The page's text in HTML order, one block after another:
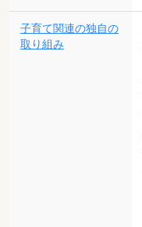
子育て関連の独自の
取り組み